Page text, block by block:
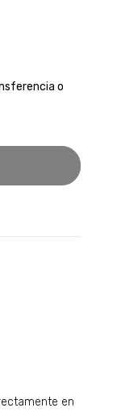
o
en